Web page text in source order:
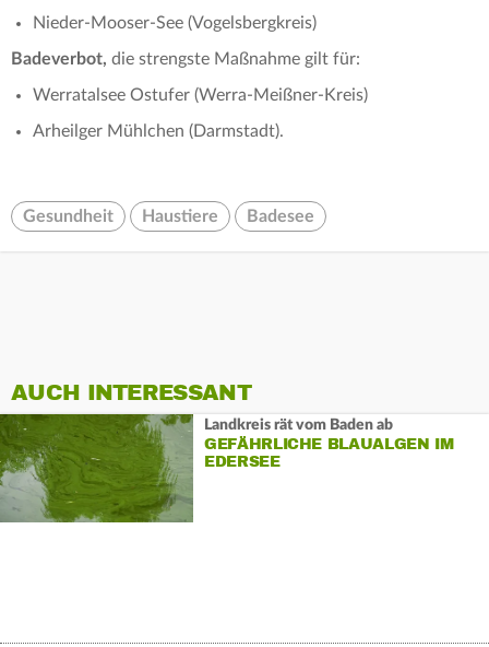
Nieder-Mooser-See (Vogelsbergkreis)
Badeverbot, die strengste Maßnahme gilt für:
Werratalsee Ostufer (Werra-Meißner-Kreis)
Arheilger Mühlchen (Darmstadt).
Gesundheit Haustiere Badesee
AUCH INTERESSANT
Landkreis rät vom Baden ab
GEFÄHRLICHE BLAUALGEN IM
EDERSEE